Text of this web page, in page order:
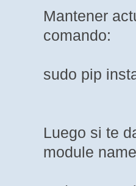
Mantener
comando:
sudo pip
Luego si te
module